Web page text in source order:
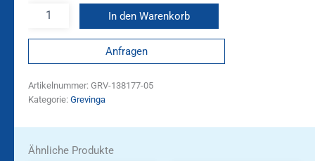
In den Warenkorb
Anfragen
Artikelnummer: GRV-138177-05
Kategorie: Grevinga
Ähnliche Produkte